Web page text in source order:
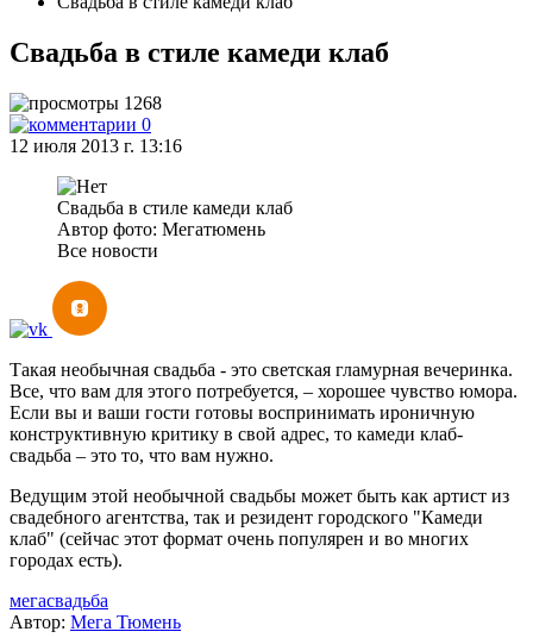
Свадьба в стиле камеди клаб
1268
0
12 июля 2013 г. 13:16
Свадьба в стиле камеди клаб
Автор фото: Мегатюмень
Все новости
Такая необычная свадьба - это светская гламурная вечеринка.
Все, что вам для этого потребуется, – хорошее чувство юмора.
Если вы и ваши гости готовы воспринимать ироничную
конструктивную критику в свой адрес, то камеди клаб-
свадьба – это то, что вам нужно.
Ведущим этой необычной свадьбы может быть как артист из
свадебного агентства, так и резидент городского "Камеди
клаб" (сейчас этот формат очень популярен и во многих
городах есть).
мегасвадьба
Автор: Мега Тюмень